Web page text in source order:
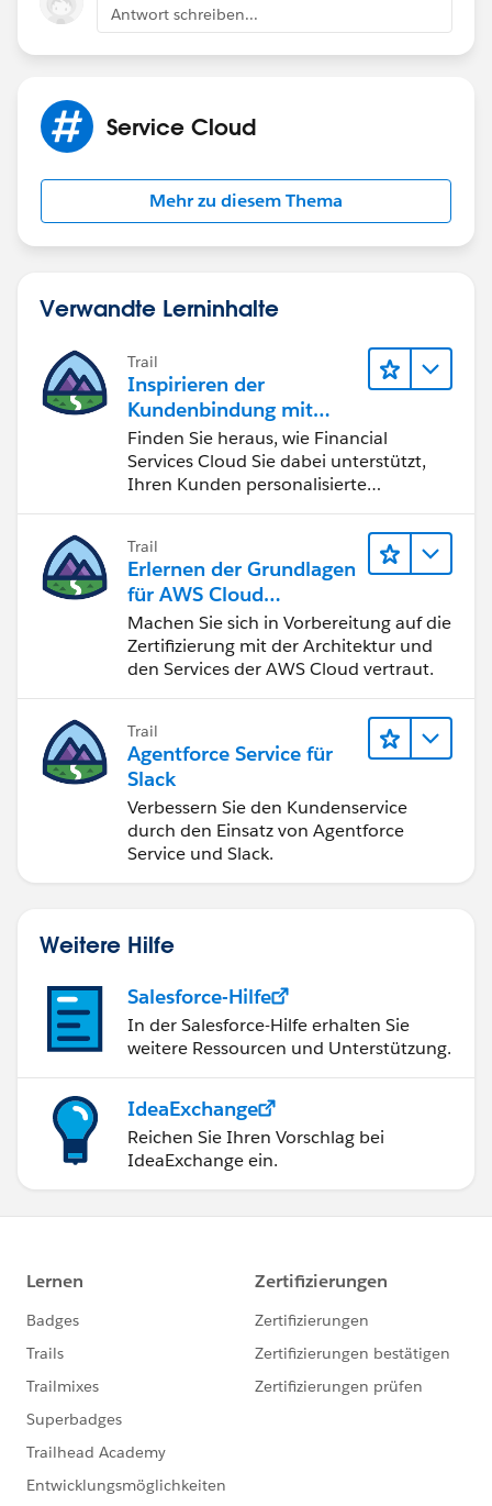
Antwort schreiben...
Service Cloud
Mehr zu diesem Thema
Verwandte Lerninhalte
Trail
Inspirieren der
Kundenbindung mit
Financial Services Cloud
Finden Sie heraus, wie Financial
Services Cloud Sie dabei unterstützt,
Ihren Kunden personalisierte
Trail
Erlernen der Grundlagen
für AWS Cloud
Practitioner
Machen Sie sich in Vorbereitung auf die
Zertifizierung mit der Architektur und
den Services der AWS Cloud vertraut.
Trail
Agentforce Service für
Slack
Verbessern Sie den Kundenservice
durch den Einsatz von Agentforce
Service und Slack.
Weitere Hilfe
Salesforce-Hilfe
In der Salesforce-Hilfe erhalten Sie
weitere Ressourcen und Unterstützung.
IdeaExchange
Reichen Sie Ihren Vorschlag bei
IdeaExchange ein.